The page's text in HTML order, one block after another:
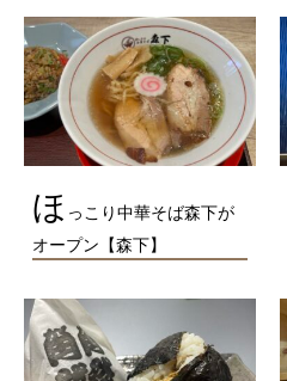
ほ っこり中華そば森下が
オープン【森下】